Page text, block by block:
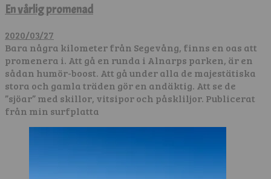
En vårlig promenad
2020/03/27
Bara några kilometer från Segevång, finns en oas att
promenera i. Att gå en runda i Alnarps parken, är en
sådan humör-boost. Att gå under alla de majestätiska
stora och gamla träden gör en andäktig. Att se de
”sjöar” med skillor, vitsipor och påskliljor. Publicerat
från min surfplatta